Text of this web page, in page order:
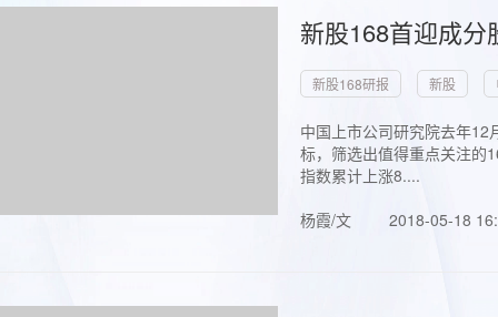
新股168首迎成
新股168研报 新股
中国上市公司研究院去年
标，筛选出值得重点关注的
指数累计上涨8....
杨霞/文
2018-05-18